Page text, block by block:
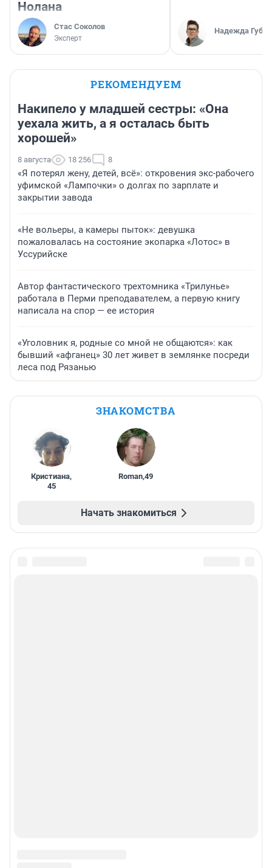
Нолана
Стас Соколов
Эксперт
Надежда
РЕКОМЕНДУЕМ
Накипело у младшей сестры: «Она
уехала жить, а я осталась быть
хорошей»
8 августа 18 256 8
«Я потерял жену, детей, всё»: откровения экс-рабочего
уфимской «Лампочки» о долгах по зарплате и
закрытии завода
«Не вольеры, а камеры пыток»: девушка
пожаловалась на состояние экопарка «Лотос» в
Уссурийске
Автор фантастического трехтомника «Трилунье»
работала в Перми преподавателем, а первую книгу
написала на спор — ее история
«Уголовник я, родные со мной не общаются»: как
бывший «афганец» 30 лет живет в землянке посреди
леса под Рязанью
ЗНАКОМСТВА
Кристиана,
45
Roman,49
Начать знакомиться